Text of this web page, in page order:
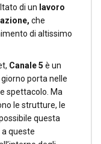
di un lavoro
che
di altissimo
Canale 5 è un
porta nelle
spettacolo. Ma
le strutture, le
questa
queste